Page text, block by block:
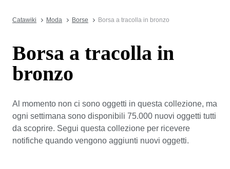
Catawiki Moda Borse Borsa a tracolla in bronzo
Borsa a tracolla in
bronzo
Al momento non ci sono oggetti in questa collezione, ma
ogni settimana sono disponibili 75.000 nuovi oggetti tutti
da scoprire. Segui questa collezione per ricevere
notifiche quando vengono aggiunti nuovi oggetti.